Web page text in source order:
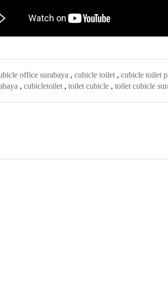
office surabaya , cubicle toilet , cubicle toilet
, cubicletoilet , toilet cubicle , toilet cubicle